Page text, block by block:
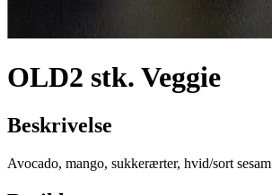
OLD2 stk. Veggie
Beskrivelse
Avocado, mango, sukkerærter, hvid/sort sesam